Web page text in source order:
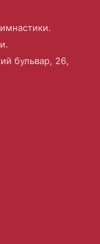
бульвар, 26,